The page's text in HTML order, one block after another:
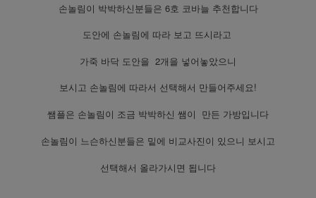
손놀림이 박박하신분들은 6호 코바늘 추천합니다
도안에 손놀림에 따라 보고 뜨시라고
가죽 바닥 도안을 2개을 넣어놓았으니
보시고 손놀림에 따라서 선택해서 만들어주세요!
쌤플은 손놀림이 조금 박박하신 쌤이 만든 가방입니다
손놀림이 느슨하신분들은 밑에 비교사진이 있으니 보시고
선택해서 올라가시면 됩니다